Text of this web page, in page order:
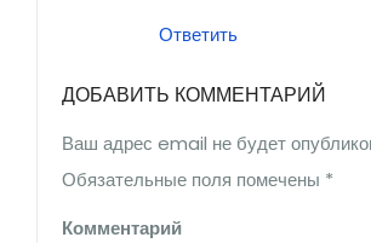
Ответить
ДОБАВИТЬ КОММЕНТАРИЙ
Ваш адрес email не будет
Обязательные поля помечены *
Комментарий